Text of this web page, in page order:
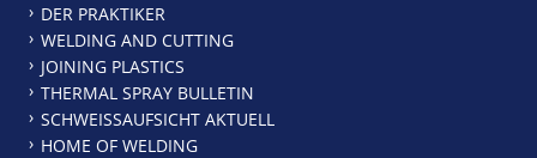
DER PRAKTIKER
WELDING AND CUTTING
JOINING PLASTICS
THERMAL SPRAY BULLETIN
SCHWEISSAUFSICHT AKTUELL
HOME OF WELDING